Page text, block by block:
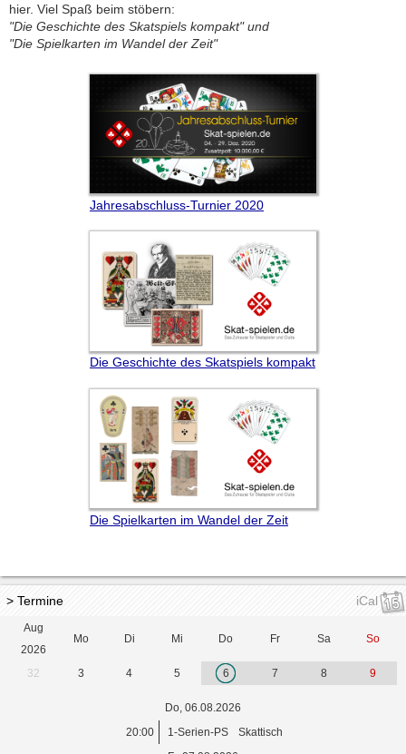
hier. Viel Spaß beim stöbern:
"Die Geschichte des Skatspiels kompakt" und
"Die Spielkarten im Wandel der Zeit"
Jahresabschluss-Turnier 2020
Die Geschichte des Skatspiels kompakt
Die Spielkarten im Wandel der Zeit
> Termine iCal
Aug
2026
Mo Di Mi Do Fr Sa So
32 3 4 5 6 7 8 9
Do, 06.08.2026
20:00
1-Serien-PS
Skattisch